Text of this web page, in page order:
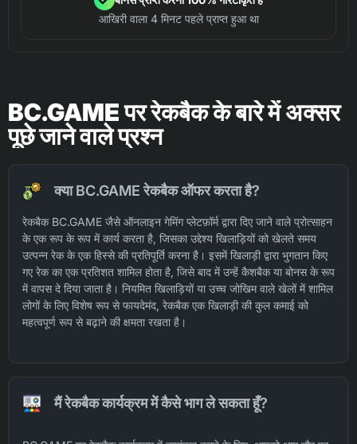
आखिरी वाला 4 मिनट पहले प्राप्त हुआ था
BC.GAME पर रेकबैक के बारे में अक्सर
पूछे जाने वाले प्रश्न
क्या BC.GAME रेकबैक ऑफर करता है?
रेकबैक BC.GAME जैसे ऑनलाइन गेमिंग प्लेटफ़ॉर्म द्वारा दिए जाने वाले प्रोत्साहन
के एक रूप के रूप में कार्य करता है, जिसका उद्देश्य खिलाड़ियों को खेलते समय
उत्पन्न रेक के एक हिस्से की प्रतिपूर्ति करना है। इसमें खिलाड़ी द्वारा भुगतान किए
गए रेक का एक प्रतिशत शामिल होता है, जिसे बाद में उन्हें कैशबैक या बोनस के रूप
में वापस दे दिया जाता है। नियमित खिलाड़ियों या उच्च जोखिम वाले खेलों में शामिल
लोगों के लिए विशेष रूप से फायदेमंद, रेकबैक एक खिलाड़ी की कुल कमाई को
महत्वपूर्ण रूप से बढ़ाने की क्षमता रखता है।
मैं रेकबैक कार्यक्रम में कैसे भाग ले सकता हूँ?